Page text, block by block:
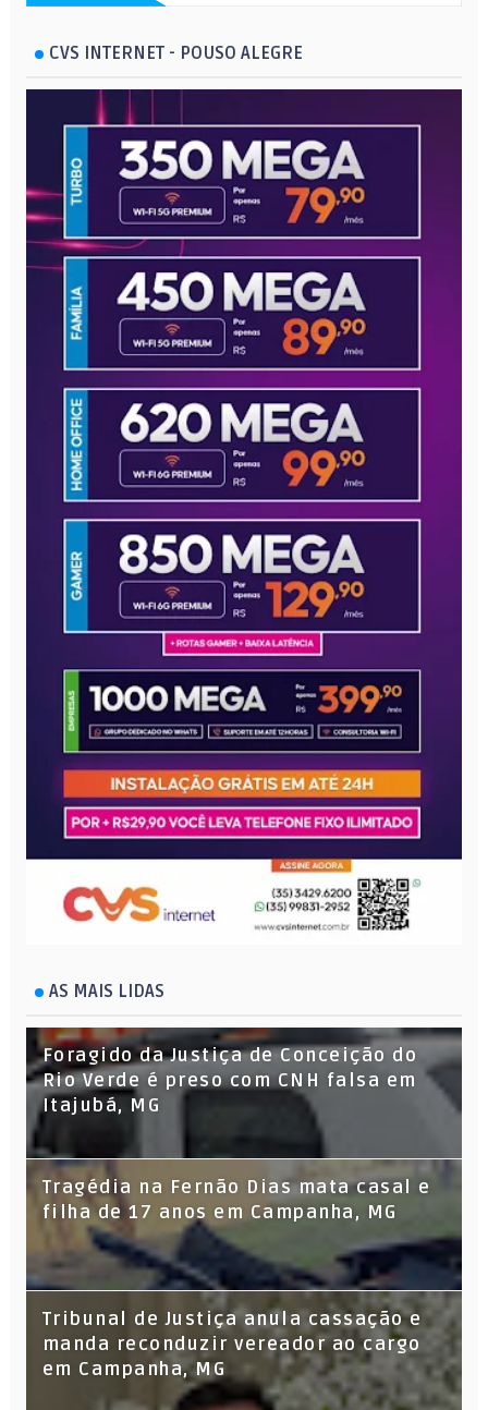
CVS INTERNET - POUSO ALEGRE
AS MAIS LIDAS
Foragido da Justiça de Conceição do
Rio Verde é preso com CNH falsa em
Itajubá, MG
Tragédia na Fernão Dias mata casal e
filha de 17 anos em Campanha, MG
Tribunal de Justiça anula cassação e
manda reconduzir vereador ao cargo
em Campanha, MG